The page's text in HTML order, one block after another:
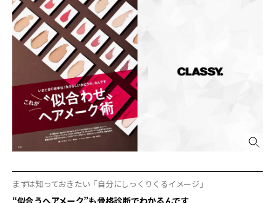
まずは知っておきたい「自分にしっくりくるイメージ」
“似合うヘアメーク”も骨格診断でわかるんです